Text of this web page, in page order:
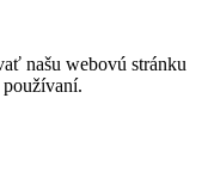
našu webovú stránku